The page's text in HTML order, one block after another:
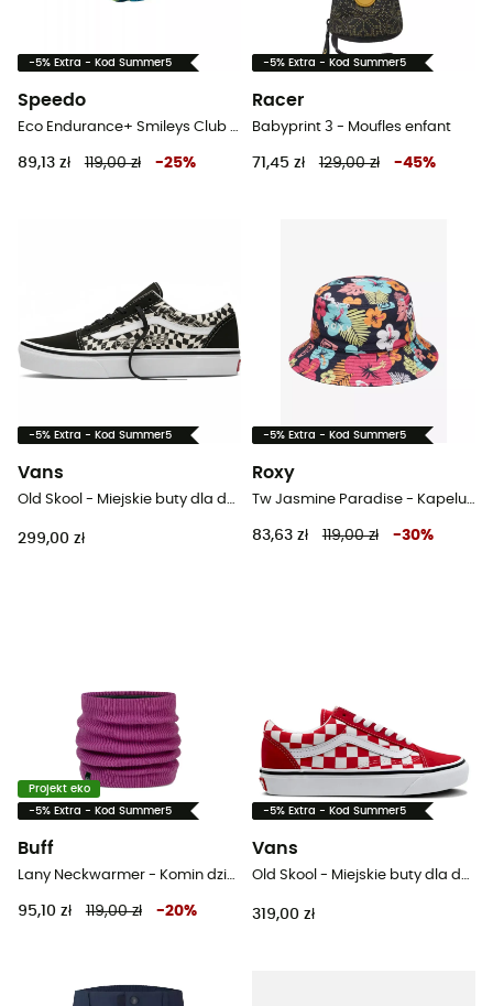
-5% Extra - Kod Summer5
Speedo
Eco Endurance+ Smileys Club Allover - Strój kąpielowy
89,13 zł 119,00 zł -25%
-5% Extra - Kod Summer5
Racer
Babyprint 3 - Moufles enfant
71,45 zł 129,00 zł -45%
-5% Extra - Kod Summer5
Vans
Old Skool - Miejskie buty dla dzieci
299,00 zł
-5% Extra - Kod Summer5
Roxy
Tw Jasmine Paradise - Kapelusz dziecięcy
83,63 zł 119,00 zł -30%
Projekt eko
-5% Extra - Kod Summer5
Buff
Lany Neckwarmer - Komin dziecięcy
95,10 zł 119,00 zł -20%
-5% Extra - Kod Summer5
Vans
Old Skool - Miejskie buty dla dzieci
319,00 zł